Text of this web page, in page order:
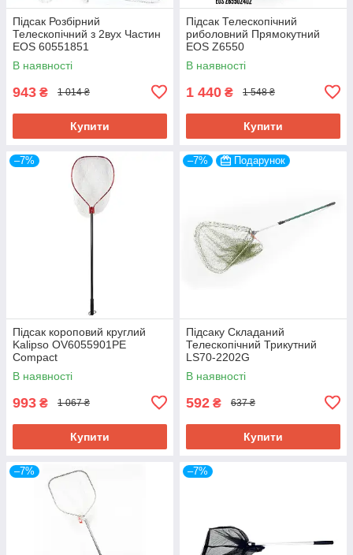
Підсак Розбірний
Телескопічний з 2вух Частин
EOS 60551851
В наявності
943 ₴ 1 014 ₴
Купити
Підсак Телескопічний
риболовний Прямокутний
EOS Z6550
В наявності
1 440 ₴ 1 548 ₴
Купити
–7%
Підсак короповий круглий
Kalipso OV6055901PE
Compact
В наявності
993 ₴ 1 067 ₴
Купити
–7% Подарунок
Підсаку Складаний
Телескопічний Трикутний
LS70-2202G
В наявності
592 ₴ 637 ₴
Купити
–7% –7%